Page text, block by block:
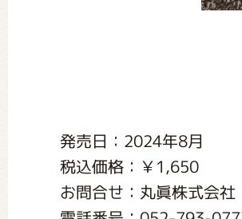
発売日：2024年8月
税込価格：￥1,650
お問合せ：丸眞株式会社
くまのがっこう 家